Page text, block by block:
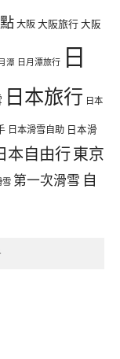
大阪大阪旅行大阪
潭 日月潭旅行 日
日本旅行 日本
日本滑雪自助 日本滑
本自由行東京
雪 第一次滑雪 自